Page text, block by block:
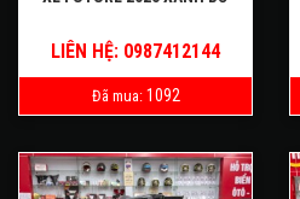
LIÊN HỆ: 0987412144
Đã mua: 1092